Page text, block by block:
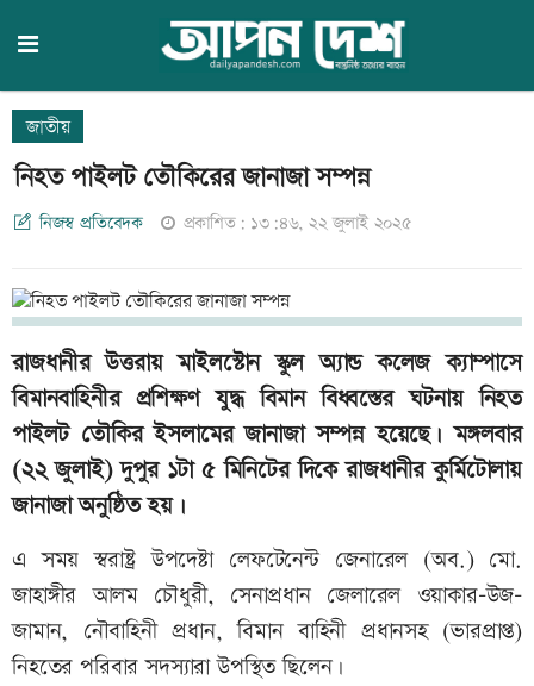
জাতীয়
নিহত পাইলট তৌকিরের জানাজা সম্পন্ন
নিজস্ব প্রতিবেদক প্রকাশিত: ১৩:৪৬, ২২ জুলাই ২০২৫
রাজধানীর উত্তরায় মাইলস্টোন স্কুল অ্যান্ড কলেজ ক্যাম্পাসে
বিমানবাহিনীর প্রশিক্ষণ যুদ্ধ বিমান বিধ্বস্তের ঘটনায় নিহত
পাইলট তৌকির ইসলামের জানাজা সম্পন্ন হয়েছে। মঙ্গলবার
(২২ জুলাই) দুপুর ১টা ৫ মিনিটের দিকে রাজধানীর কুর্মিটোলায়
জানাজা অনুষ্ঠিত হয়।
এ সময় স্বরাষ্ট্র উপদেষ্টা লেফটেনেন্ট জেনারেল (অব.) মো.
জাহাঙ্গীর আলম চৌধুরী, সেনাপ্রধান জেলারেল ওয়াকার-উজ-
জামান, নৌবাহিনী প্রধান, বিমান বাহিনী প্রধানসহ (ভারপ্রাপ্ত)
নিহতের পরিবার সদস্যারা উপস্থিত ছিলেন।